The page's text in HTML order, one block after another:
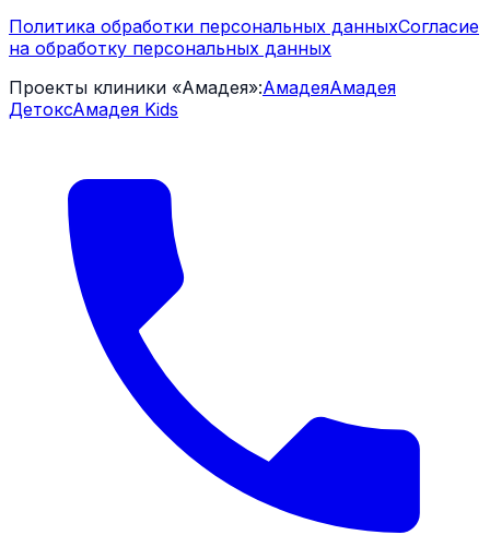
Политика обработки персональных данныхСогласие
на обработку персональных данных
Проекты клиники «Амадея»:АмадеяАмадея
ДетоксАмадея Kids